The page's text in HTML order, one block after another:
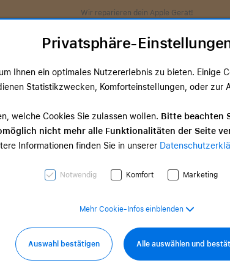
Wir reparieren dein Apple Gerät!
TV & Home Zubehör Services
Zubehör
Zubehör
Privatsphäre-
Ihnen ein optimales Nutzererlebnis zu bieten. Einige
Statistikzwecken, Komforteinstellungen, oder zur
welche Cookies Sie zulassen wollen. Bitte beachten
nicht mehr alle Funktionalitäten der Seite
Informationen finden Sie in unserer
Notwendig Komfort Marketing
Mehr Cookie-Infos einblenden
Auswahl bestätigen Alle auswählen und